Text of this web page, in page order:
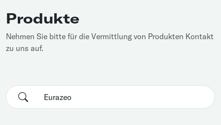
Produkte
Nehmen Sie bitte für die Vermittlung von Produkten Kontakt
zu uns auf.